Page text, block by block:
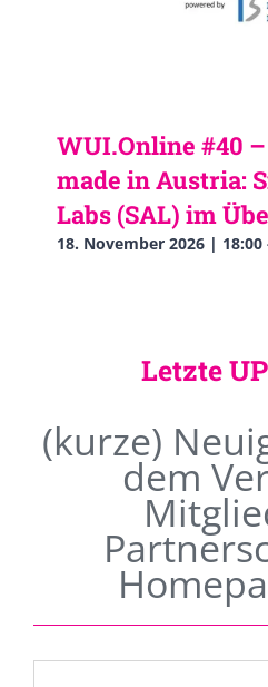
WUI.Online #40
made in Austria:
Labs (SAL) im
18. November 2026 | 18:00
Letzte
(kurze)
dem